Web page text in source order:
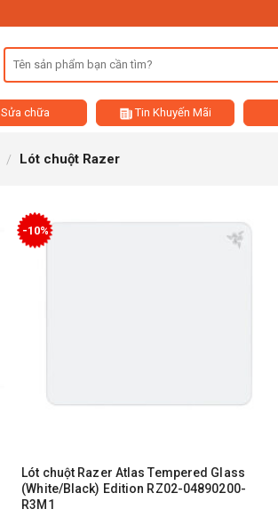
Sửa chữa Tin Khuyến Mãi
/ Lót chuột Razer
-10%
Lót chuột Razer Atlas Tempered Glass
(White/Black) Edition RZ02-04890200-
R3M1